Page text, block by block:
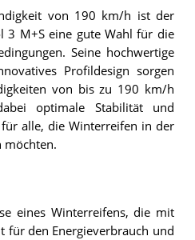
von 190 km/h ist der
3 M+S eine gute Wahl für die
Seine hochwertige
Profildesign sorgen
von bis zu 190 km/h
optimale Stabilität und
alle, die Winterreifen in der
möchten.
eines Winterreifens, die mit
für den Energieverbrauch und